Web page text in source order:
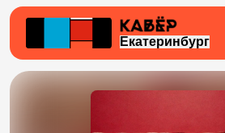
Екатеринбург